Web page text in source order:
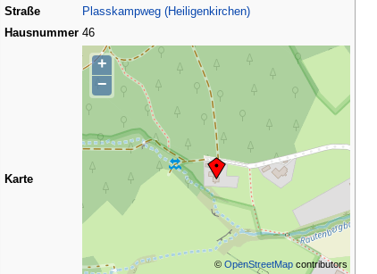
Straße
Plasskampweg (Heiligenkirchen)
Hausnummer 46
Karte
+
−
© OpenStreetMap contributors